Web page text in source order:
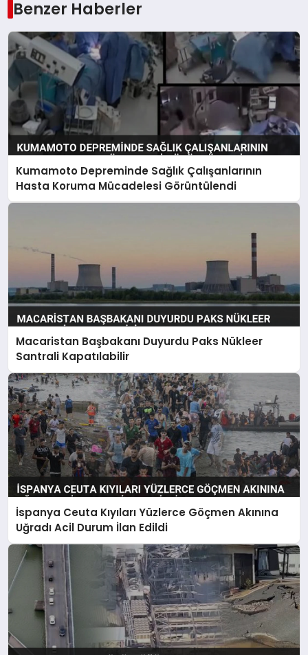
Benzer Haberler
Kumamoto Depreminde Sağlık Çalışanlarının
Hasta Koruma Mücadelesi Görüntülendi
Macaristan Başbakanı Duyurdu Paks Nükleer
Santrali Kapatılabilir
İspanya Ceuta Kıyıları Yüzlerce Göçmen Akınına
Uğradı Acil Durum İlan Edildi